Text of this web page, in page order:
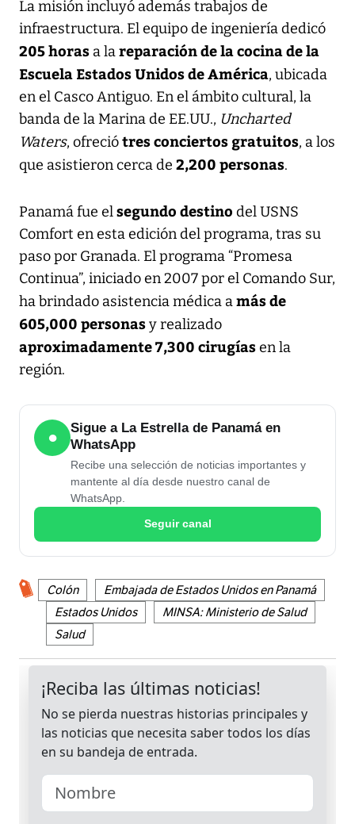
La misión incluyó además trabajos de
infraestructura. El equipo de ingeniería dedicó
205 horas a lareparación de la cocina de la
Escuela Estados Unidos de América, ubicada
en el Casco Antiguo. En el ámbito cultural, la
banda de la Marina de EE.UU., Uncharted
Waters, ofreciótres conciertos gratuitos, a los
que asistieron cerca de 2,200 personas.
Panamá fue elsegundo destino del USNS
Comfort en esta edición del programa, tras su
paso por Granada. El programa “Promesa
Continua”, iniciado en 2007 por el Comando Sur,
ha brindado asistencia médica amás de
605,000 personasy realizado
aproximadamente 7,300 cirugíasen la
región.
●
Sigue a La Estrella de Panamá en
WhatsApp
Recibe una selección de noticias importantes y
mantente al día desde nuestro canal de
WhatsApp.
Seguir canal
Colón
Embajada de Estados Unidos en Panamá
Estados Unidos
MINSA: Ministerio de Salud
Salud